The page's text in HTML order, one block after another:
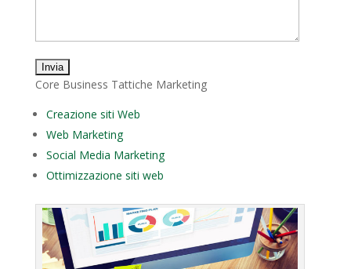
Core Business Tattiche Marketing
Creazione siti Web
Web Marketing
Social Media Marketing
Ottimizzazione siti web